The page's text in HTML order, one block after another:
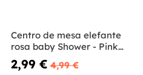
Centro de mesa elefante
rosa baby Shower - Pink
Floral Elephant
2,99 € 4,99 €